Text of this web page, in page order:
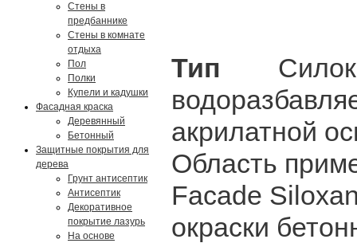
Стены в
предбаннике
Стены в комнате
отдыха
Пол
Полки
Купели и кадушки
Фасадная краска
Деревянный
Бетонный
Защитные покрытия для
дерева
Грунт антисептик
Антисептик
Декоративное
покрытие лазурь
На основе
Тип
акрилатной
Область
Facade
окраски